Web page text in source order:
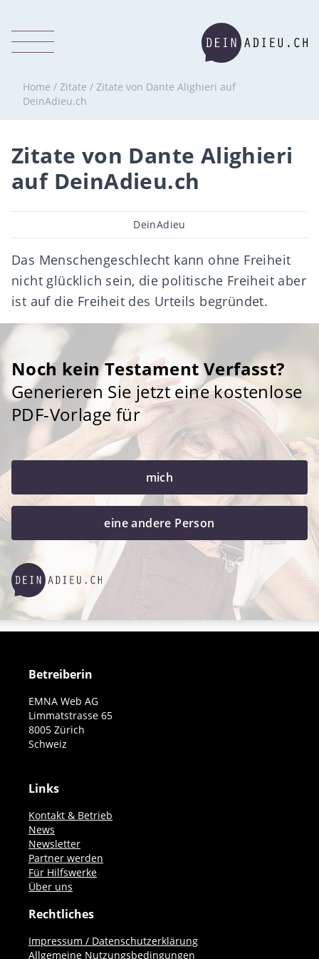
Home / Zitate / Zitate von Dante Alighieri auf
DeinAdieu.ch
Zitate von Dante Alighieri
auf DeinAdieu.ch
Beitragsautor
DeinAdieu
Das Menschengeschlecht kann ohne Freiheit
nicht glücklich sein, die politische Freiheit aber
ist auf die Freiheit des Urteils begründet.
Noch kein Testament Verfasst?
Generieren Sie jetzt eine kostenlose
PDF-Vorlage für
mich
eine andere Person
Betreiberin
EMNA Web AG
Limmatstrasse 65
8005 Zürich
Schweiz
Links
Kontakt & Betrieb
News
Newsletter
Partner werden
Für Hilfswerke
Über uns
Rechtliches
Impressum / Datenschutzerklärung
Allgemeine Nutzungsbedingungen